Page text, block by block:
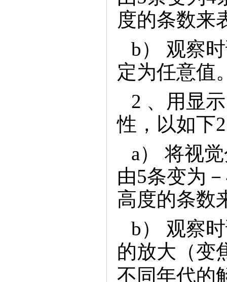
度的条数来
b）观察
定为任意值
2、用显
性，以如下
a）将视
由5条变为
高度的条数
b）观察
的放大（变
不同年代的